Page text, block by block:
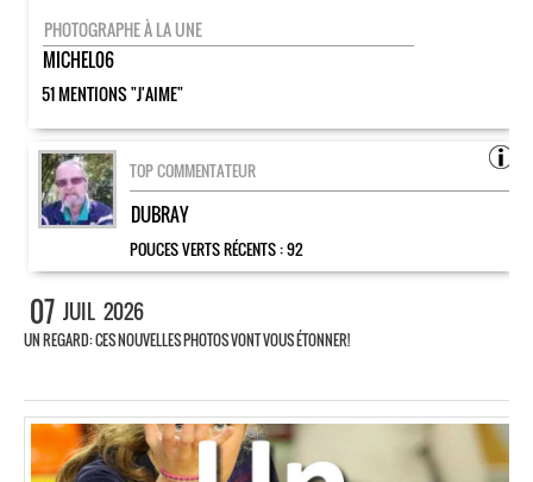
PHOTOGRAPHE À LA UNE
MICHEL06
51 MENTIONS "J'AIME"
TOP COMMENTATEUR
DUBRAY
POUCES VERTS RÉCENTS :92
07 JUIL 2026
UN REGARD: CES NOUVELLES PHOTOS VONT VOUS ÉTONNER!